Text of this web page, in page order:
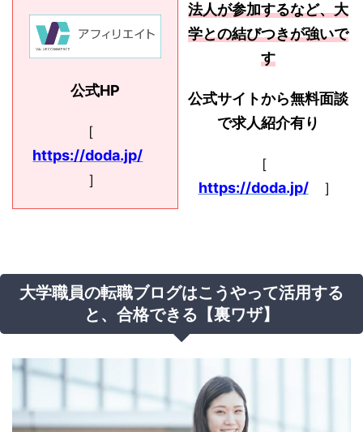
公式HP
［
https://doda.jp/
］
法人が参加するなど、大
学との結びつきが強いで
す
公式サイトから無料面談
で求人紹介有り
［
https://doda.jp/］
大学職員の転職ブログはこうやって活用する
と、合格できる【裏ワザ】